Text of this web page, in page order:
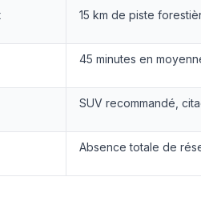
15 km de piste
45 minutes en
SUV recommandé,
Absence totale de